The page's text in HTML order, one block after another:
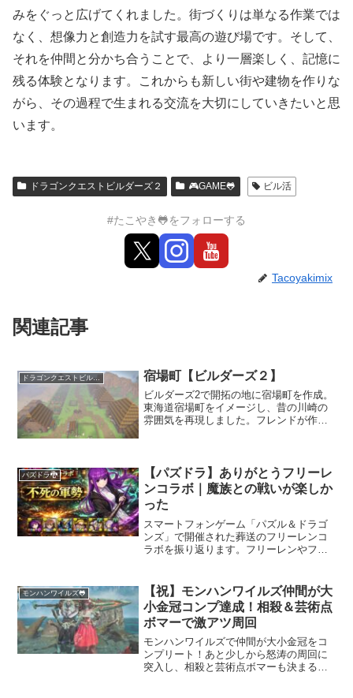
みをぐっと広げてくれました。街づくりは単なる作業では
なく、想像力と創造力を試す最高の遊び場です。そして、
それを仲間と分かち合うことで、より一層楽しく、記憶に
残る体験となります。これからも新しい街や建物を作りな
がら、その過程で生まれる交流を大切にしていきたいと思
います。
ドラゴンクエストビルダーズ２ 🎮GAME🐸 ビル活
#たこやき🐸をフォローする
Tacoyakimix
関連記事
ドラゴンクエストビルダーズ２ 宿場町【ビルダーズ２】
ビルダーズ2で開拓の地に宿場町を作成。
東海道宿場町をイメージし、昔の川崎の
雰囲気を再現しました。フレンドが作っ
パズドラ🐉
【パズドラ】ありがとうフリーレ
ンコラボ｜魔族との戦いが楽しか
った
スマートフォンゲーム「パズル＆ドラゴ
ンズ」で開催された葬送のフリーレンコ
ラボを振り返ります。フリーレンやフェ
ダンジョンが楽しめるイベントでした。
コラボをプレイした感想とともに、あり
がとうフリーレンコラボの気持ちをまと
めました。
モンハンワイルズ🐸
【祝】モンハンワイルズ仲間が大
小金冠コンプ達成！相殺＆芸術点
ボマーで激アツ周回
モンハンワイルズで仲間が大小金冠をコ
ンプリート！あと少しから怒涛の周回に
突入し、相殺と芸術点ボマーも決まる激